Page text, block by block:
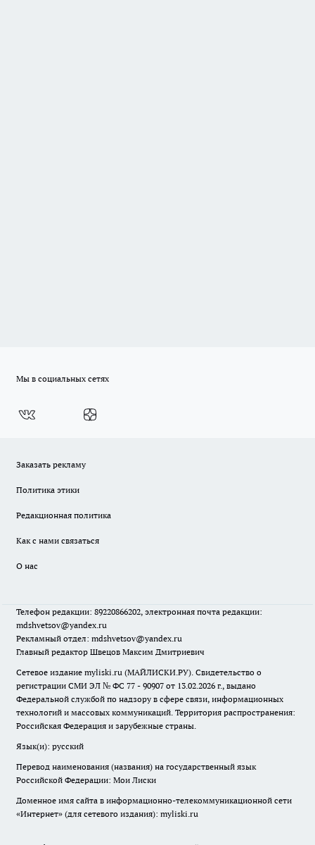
Мы в социальных сетях
Заказать рекламу
Политика этики
Редакционная политика
Как с нами связаться
О нас
Телефон редакции: 89220866202, электронная почта редакции:
mdshvetsov@yandex.ru
Рекламный отдел: mdshvetsov@yandex.ru
Главный редактор Швецов Максим Дмитриевич
Сетевое издание myliski.ru (МАЙЛИСКИ.РУ). Свидетельство о
регистрации СМИ ЭЛ № ФС 77 - 90907 от 13.02.2026 г., выдано
Федеральной службой по надзору в сфере связи, информационных
технологий и массовых коммуникаций. Территория распространения:
Российская Федерация и зарубежные страны.
Язык(и): русский
Перевод наименования (названия) на государственный язык
Российской Федерации: Мои Лиски
Доменное имя сайта в информационно-телекоммуникационной сети
«Интернет» (для сетевого издания): myliski.ru